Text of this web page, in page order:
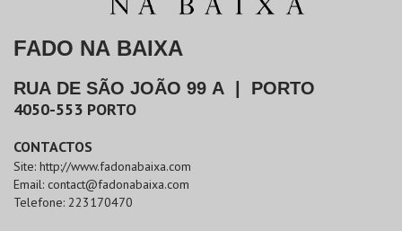
FADO NA BAIXA
RUA DE SÃO JOÃO 99 A PORTO
4050-553 PORTO
CONTACTOS
Site: http://www.fadonabaixa.com
Email: contact@fadonabaixa.com
Telefone: 223170470